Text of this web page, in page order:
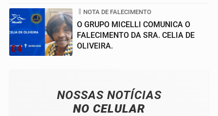
04
NOTA DE FALECIMENTO
O GRUPO MICELLI COMUNICA O
FALECIMENTO DA SRA. CELIA DE
OLIVEIRA.
NOSSAS NOTÍCIAS
NO CELULAR